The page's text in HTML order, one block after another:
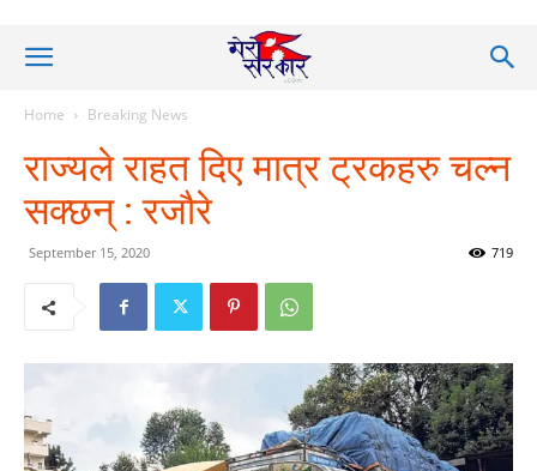
Home Breaking News
राज्यले राहत दिए मात्र ट्रकहरु चल्न
सक्छन् : रजौरे
September 15, 2020 719